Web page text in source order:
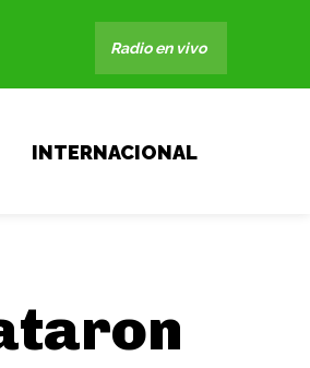
Radio en vivo
INTERNACIONAL